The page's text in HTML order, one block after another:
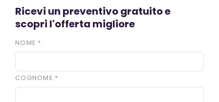
Ricevi un preventivo gratuito e
scopri l'offerta migliore
NOME *
COGNOME *